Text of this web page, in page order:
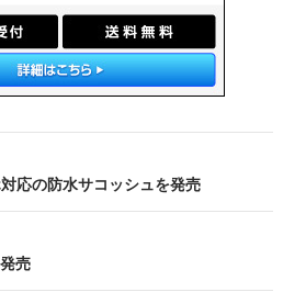
応の防水サコッシュを発売
売